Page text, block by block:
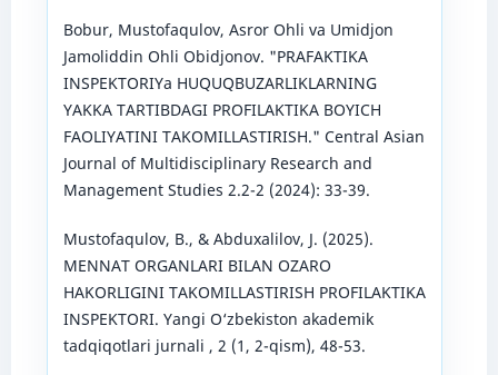
Bobur, Mustofaqulov, Asror Ohli va Umidjon
Jamoliddin Ohli Obidjonov. "PRAFAKTIKA
INSPEKTORIYa HUQUQBUZARLIKLARNING
YAKKA TARTIBDAGI PROFILAKTIKA BOYICH
FAOLIYATINI TAKOMILLASTIRISH." Central Asian
Journal of Multidisciplinary Research and
Management Studies 2.2-2 (2024): 33-39.
Mustofaqulov, B., & Abduxalilov, J. (2025).
MENNAT ORGANLARI BILAN OZARO
HAKORLIGINI TAKOMILLASTIRISH PROFILAKTIKA
INSPEKTORI. Yangi O‘zbekiston akademik
tadqiqotlari jurnali , 2 (1, 2-qism), 48-53.